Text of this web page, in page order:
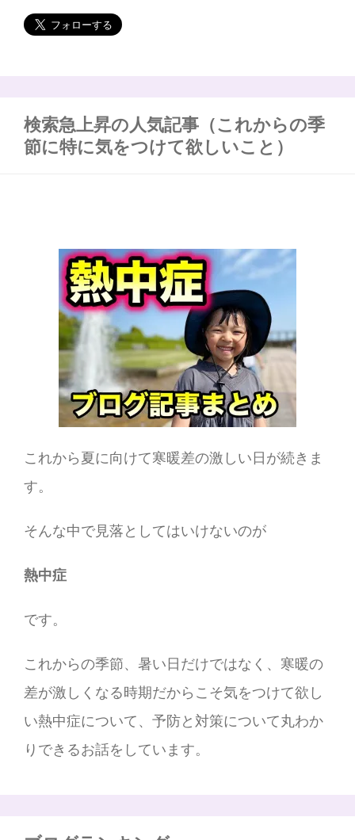
検索急上昇の人気記事（これからの季
節に特に気をつけて欲しいこと）
これから夏に向けて寒暖差の激しい日が続きま
す。
そんな中で見落としてはいけないのが
熱中症
です。
これからの季節、暑い日だけではなく、寒暖の
差が激しくなる時期だからこそ気をつけて欲し
い熱中症について、予防と対策について丸わか
りできるお話をしています。